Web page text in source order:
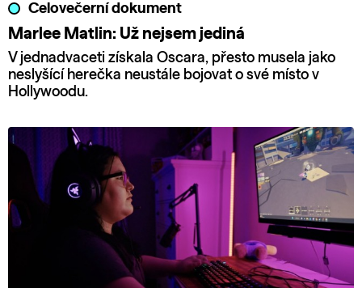
Celovečerní dokument
Marlee Matlin: Už nejsem jediná
V jednadvaceti získala Oscara, přesto musela jako
neslyšící herečka neustále bojovat o své místo v
Hollywoodu.